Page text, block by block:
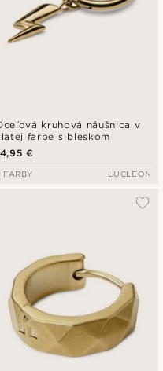
kruhová náušnica v
farbe s bleskom
€
FARBY LUCLEON